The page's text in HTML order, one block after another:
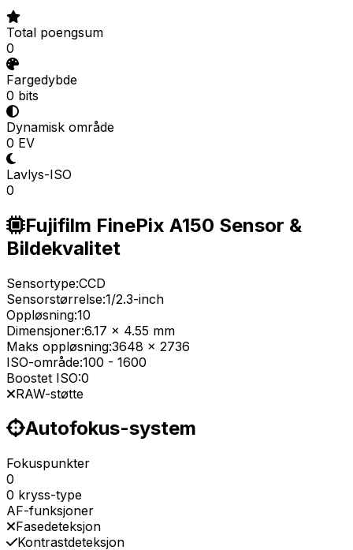
Total poengsum
0
Fargedybde
0 bits
Dynamisk område
0 EV
Lavlys-ISO
0
Fujifilm FinePix A150 Sensor &
Bildekvalitet
Sensortype:CCD
Sensorstørrelse:1/2.3-inch
Oppløsning:10
Dimensjoner:6.17 x 4.55 mm
Maks oppløsning:3648 x 2736
ISO-område:100 - 1600
Boostet ISO:0
RAW-støtte
Autofokus-system
Fokuspunkter
0
0 kryss-type
AF-funksjoner
Fasedeteksjon
Kontrastdeteksjon